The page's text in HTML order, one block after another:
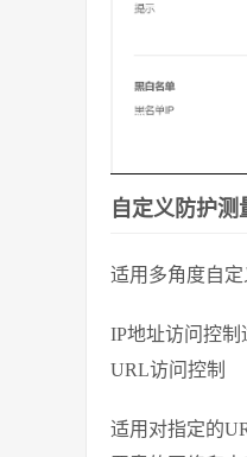
自定义防护
适用多角度自
IP地址访问控
URL访问控制
适用对指定的